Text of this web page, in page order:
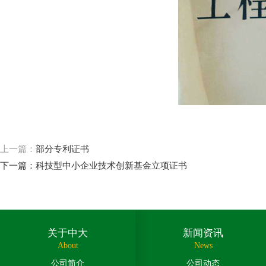
上一篇： 部分专利证书
下一篇： 科技型中小企业技术创新基金立项证书
关于中大
About
公司简介
新闻资讯
News
公司动态